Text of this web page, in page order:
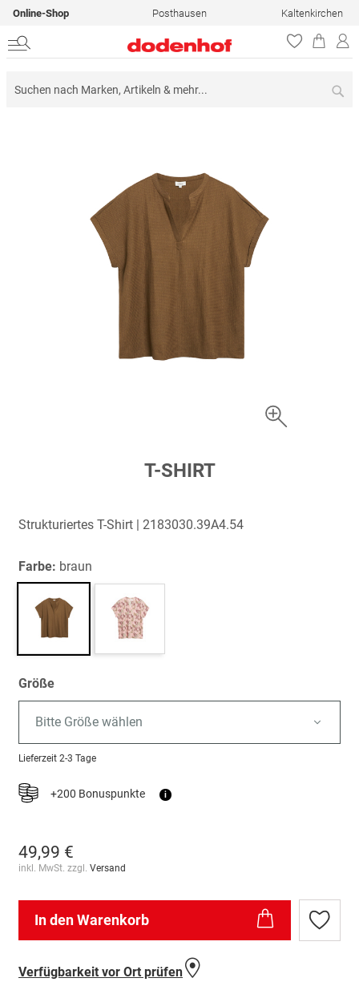
Online-Shop Posthausen Kaltenkirchen
springen
T-SHIRT
Strukturiertes T-Shirt | 2183030.39A4.54
Farbe: braun
Größe
Bitte Größe wählen
Lieferzeit 2-3 Tage
+200 Bonuspunkte i
49,99 €
inkl. MwSt. zzgl. Versand
In den Warenkorb
Zur
Verfügbarkeit vor Ort prüfen